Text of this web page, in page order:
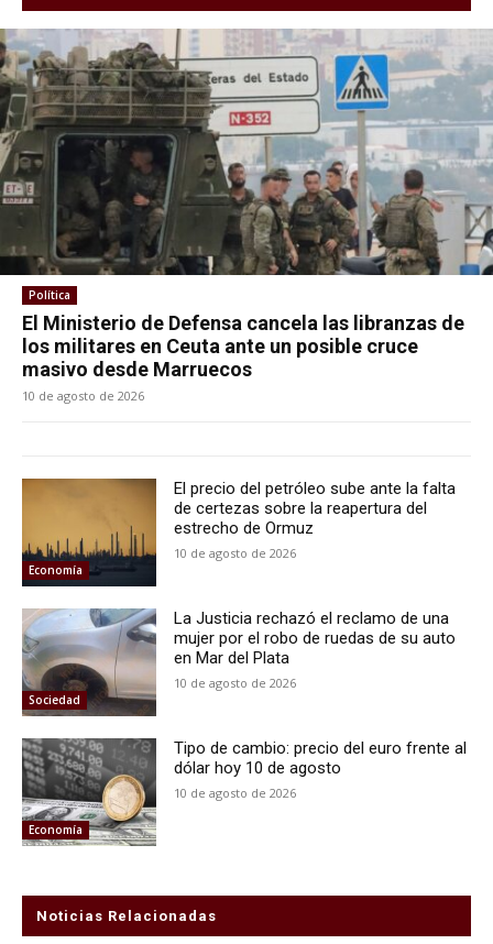
Política
El Ministerio de Defensa cancela las libranzas de
los militares en Ceuta ante un posible cruce
masivo desde Marruecos
10 de agosto de 2026
Economía
El precio del petróleo sube ante la falta
de certezas sobre la reapertura del
estrecho de Ormuz
10 de agosto de 2026
Sociedad
La Justicia rechazó el reclamo de una
mujer por el robo de ruedas de su auto
en Mar del Plata
10 de agosto de 2026
Economía
Tipo de cambio: precio del euro frente al
dólar hoy 10 de agosto
10 de agosto de 2026
Noticias Relacionadas